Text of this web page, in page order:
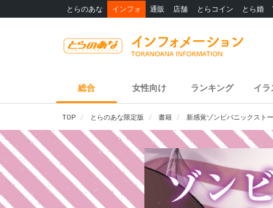
とらのあな インフォ 通販 店舗 とらコイン とら婚
総合 女性向け ランキング イラ
TOP とらのあな限定版 書籍 新感覚ゾンビパニックスト